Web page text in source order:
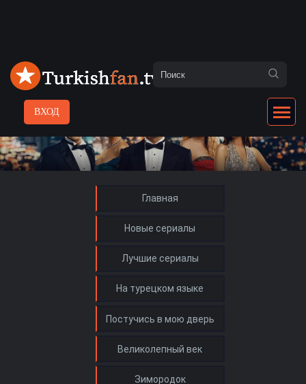
ВХОД
Главная
Новые сериалы
Лучшие сериалы
На турецком языке